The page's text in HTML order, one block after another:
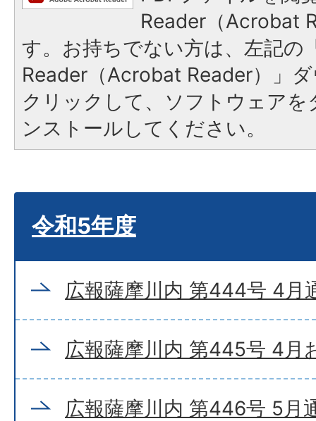
Reader（Acrobat
す。お持ちでない方は、左記の
Reader（Acrobat Reader）」
クリックして、ソフトウェア
ンストールしてください。
令和5年度
広報薩摩川内 第444号 4月
広報薩摩川内 第445号 4月
広報薩摩川内 第446号 5月